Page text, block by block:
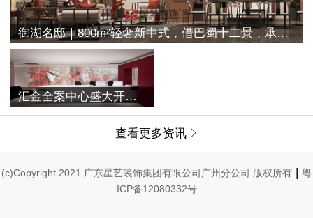
御湖名邸｜800m²轻奢新中式，借巴蜀十二景，承古典之空灵
汇金全案中心盛大开业 | 融合过往与未来，唤醒家的美学记忆
查看更多资讯 
(c)Copyright 2021 广东星艺装饰集团有限公司广州分公司 版权所有 | 粤
ICP备12080332号